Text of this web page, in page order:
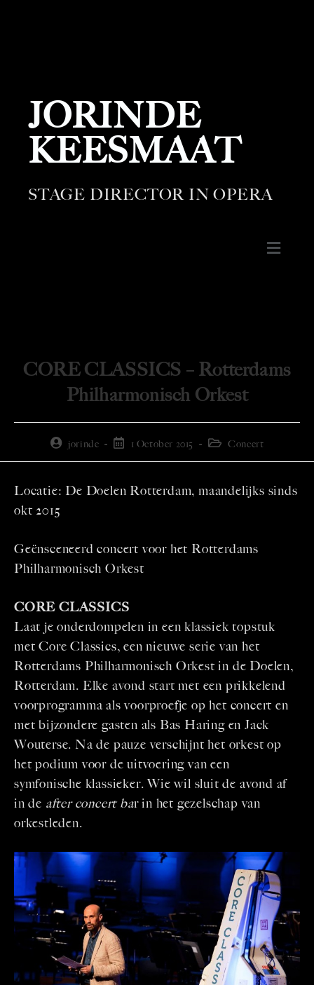
JORINDE
KEESMAAT
STAGE DIRECTOR IN OPERA
CORE CLASSICS – Rotterdams
Philharmonisch Orkest
jorinde 1 October 2015 Concert
Locatie: De Doelen Rotterdam, maandelijks sinds
okt 2015
Geënsceneerd concert voor het Rotterdams
Philharmonisch Orkest
CORE CLASSICS
Laat je onderdompelen in een klassiek topstuk
met Core Classics, een nieuwe serie van het
Rotterdams Philharmonisch Orkest in de Doelen,
Rotterdam. Elke avond start met een prikkelend
voorprogramma als voorproefje op het concert en
met bijzondere gasten als Bas Haring en Jack
Wouterse. Na de pauze verschijnt het orkest op
het podium voor de uitvoering van een
symfonische klassieker. Wie wil sluit de avond af
in de after concert bar in het gezelschap van
orkestleden.